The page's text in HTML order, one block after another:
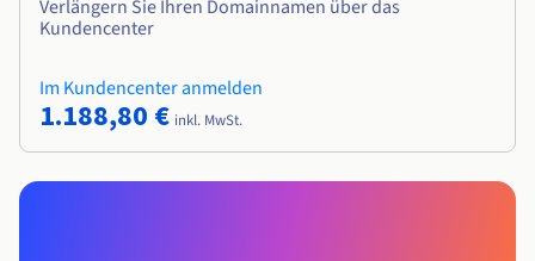
Verlängern Sie Ihren Domainnamen über das
Kundencenter
Im Kundencenter anmelden
1.188,80 € inkl. MwSt.